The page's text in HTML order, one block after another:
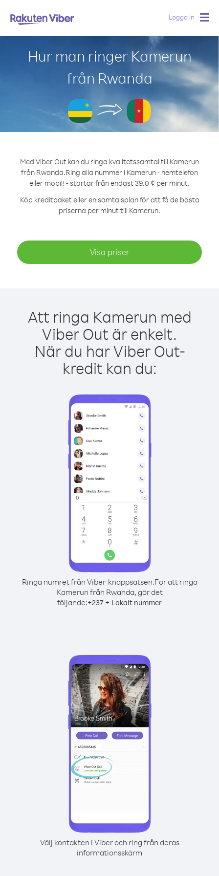
Logga in
Hur man ringer Kamerun
från Rwanda
Med Viber Out kan du ringa kvalitetssamtal till Kamerun
från Rwanda.Ring alla nummer i Kamerun - hemtelefon
eller mobil! - startar från endast 39.0 ¢ per minut.
Köp kreditpaket eller en samtalsplan för att få de bästa
priserna per minut till Kamerun.
Visa priser
Att ringa Kamerun med
Viber Out är enkelt.
När du har Viber Out-
kredit kan du:
Ringa numret från Viber-knappsatsen.För att ringa
Kamerun från Rwanda, gör det
följande:+237 + Lokalt nummer
Välj kontakten i Viber och ring från deras
informationsskärm